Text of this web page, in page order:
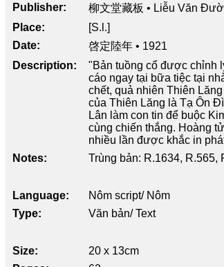
Publisher
柳文堂藏板 • Liễu Văn
Place
[S.l.]
Date
啓定陸年 • 1921
Description
"Bản tuồng cổ được chỉnh
cáo ngay tại bữa tiệc tại
chết, quả nhiên Thiên
của Thiên Lăng là Tạ Ôn
Lân làm con tin để buộc
cùng chiến thắng. Hoàng
nhiều lần được khắc in
Notes
Trùng bản: R.1634, R.565,
Language
Nôm script/ Nôm
Type
Văn bản/ Text
Size
20 x 13cm